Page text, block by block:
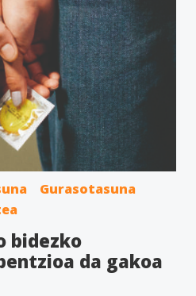
Gurasotasuna
bidezko
da gakoa